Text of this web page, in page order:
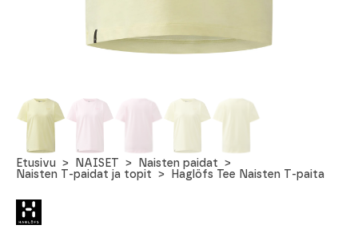
Etusivu NAISET
Naisten paidat
Naisten T-paidat ja topit
Haglöfs Tee Naisten T-paita